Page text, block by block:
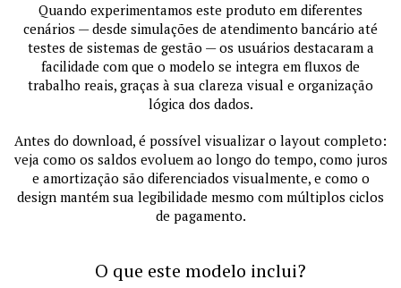
Quando experimentamos este produto em diferentes
cenários — desde simulações de atendimento bancário até
testes de sistemas de gestão — os usuários destacaram a
facilidade com que o modelo se integra em fluxos de
trabalho reais, graças à sua clareza visual e organização
lógica dos dados.
Antes do download, é possível visualizar o layout completo:
veja como os saldos evoluem ao longo do tempo, como juros
e amortização são diferenciados visualmente, e como o
design mantém sua legibilidade mesmo com múltiplos ciclos
de pagamento.
O que este modelo inclui?